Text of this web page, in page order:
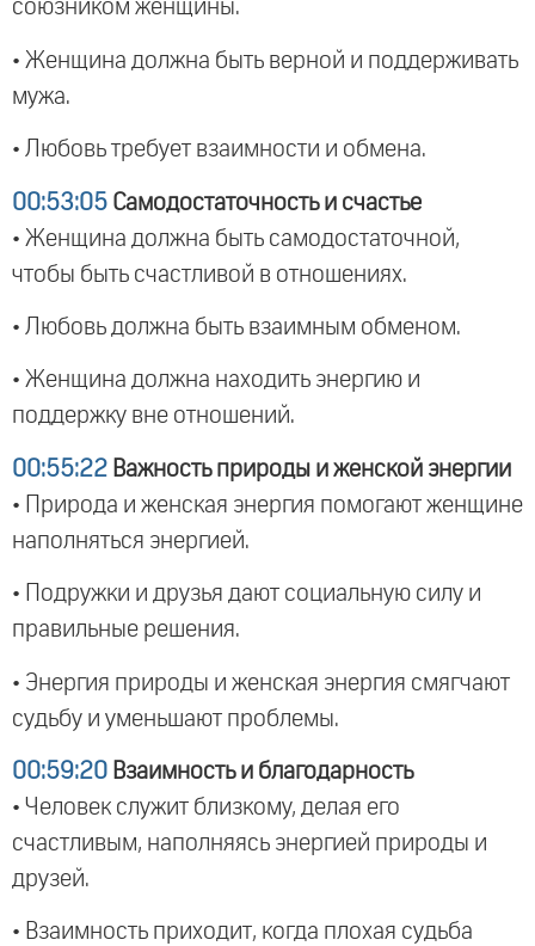
союзником женщины.
• Женщина должна быть верной и поддерживать
мужа.
• Любовь требует взаимности и обмена.
00:53:05 Самодостаточность и счастье
• Женщина должна быть самодостаточной,
чтобы быть счастливой в отношениях.
• Любовь должна быть взаимным обменом.
• Женщина должна находить энергию и
поддержку вне отношений.
00:55:22 Важность природы и женской энергии
• Природа и женская энергия помогают женщине
наполняться энергией.
• Подружки и друзья дают социальную силу и
правильные решения.
• Энергия природы и женская энергия смягчают
судьбу и уменьшают проблемы.
00:59:20 Взаимность и благодарность
• Человек служит близкому, делая его
счастливым, наполняясь энергией природы и
друзей.
• Взаимность приходит, когда плохая судьба